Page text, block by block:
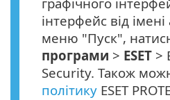
інтерфейс від
меню "Пуск",
програми > ESET >
Security. Також
політику ESET